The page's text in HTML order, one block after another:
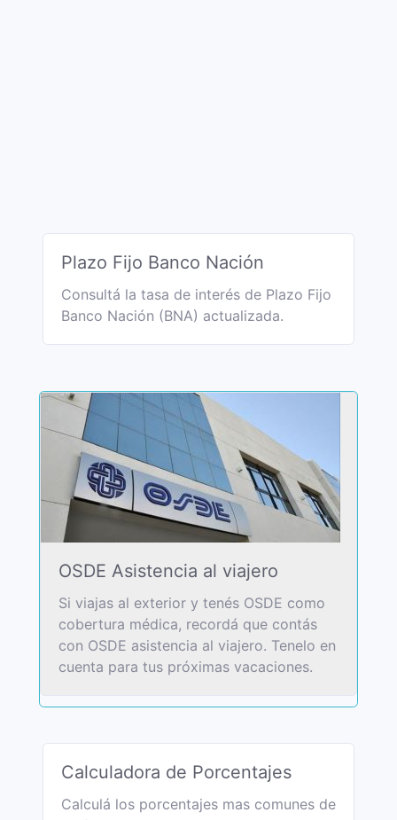
Plazo Fijo Banco Nación
Consultá la tasa de interés de Plazo Fijo
Banco Nación (BNA) actualizada.
OSDE Asistencia al viajero
Si viajas al exterior y tenés OSDE como
cobertura médica, recordá que contás
con OSDE asistencia al viajero. Tenelo en
cuenta para tus próximas vacaciones.
Calculadora de Porcentajes
Calculá los porcentajes mas comunes de